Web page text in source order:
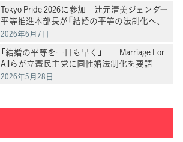
Tokyo Pride 2026に参加 辻元清美ジェンダー
平等推進本部長が「結婚の平等の法制化へ、
愛は勝つ！」と訴え
2026年6月7日
「結婚の平等を一日も早く」――Marriage For
Allらが立憲民主党に同性婚法制化を要請
2026年5月28日